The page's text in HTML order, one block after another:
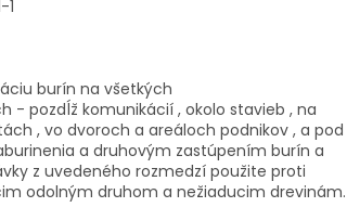
1
burín na všetkých
- pozdĺž komunikácií , okolo stavieb , na
, vo dvoroch a areáloch podnikov , a pod
a druhovým zastúpením burín a
z uvedeného rozmedzí použite proti
odolným druhom a nežiaducim drevinám.